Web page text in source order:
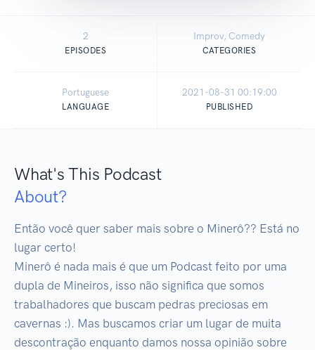
2
EPISODES
Improv, Comedy
CATEGORIES
Portuguese
LANGUAGE
2021-08-31 00:19:00
PUBLISHED
What's This Podcast
About?
Então você quer saber mais sobre o Minerô?? Está no
lugar certo!
Minerô é nada mais é que um Podcast feito por uma
dupla de Mineiros, isso não significa que somos
trabalhadores que buscam pedras preciosas em
cavernas :). Mas buscamos criar um lugar de muita
descontração enquanto damos nossa opinião sobre